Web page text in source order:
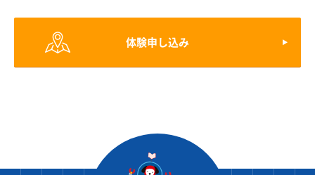
体験申し込み